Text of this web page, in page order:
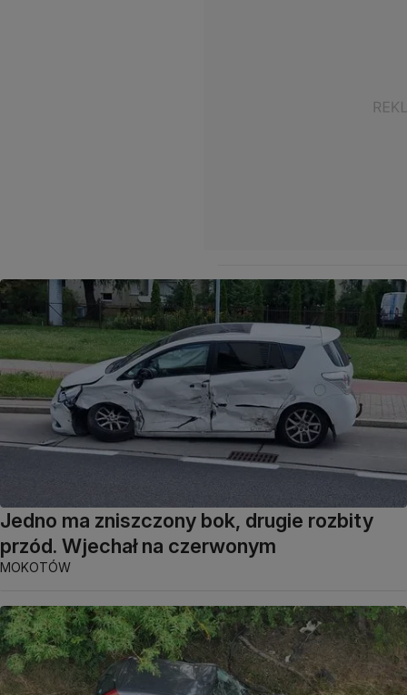
Jedno ma zniszczony bok, drugie rozbity
przód. Wjechał na czerwonym
MOKOTÓW